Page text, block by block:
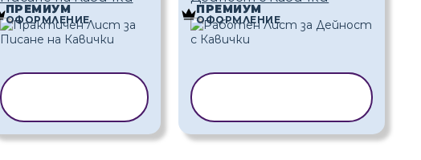
ПРЕМИУМ
ОФОРМЛЕНИЕ
ПРЕМИУМ
ОФОРМЛЕНИЕ